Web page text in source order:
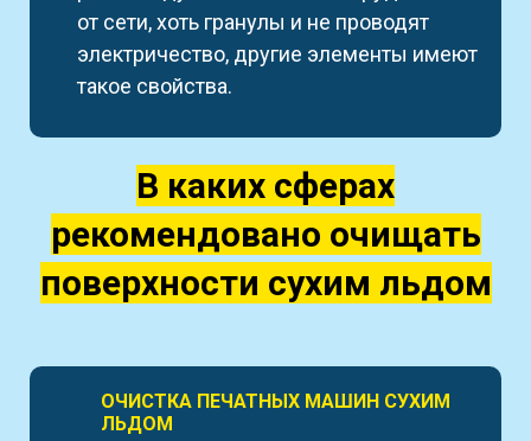
от сети, хоть гранулы и не проводят
электричество, другие элементы имеют
такое свойства.
В каких сферах
рекомендовано очищать
поверхности сухим льдом
ОЧИСТКА ПЕЧАТНЫХ МАШИН СУХИМ
ЛЬДОМ